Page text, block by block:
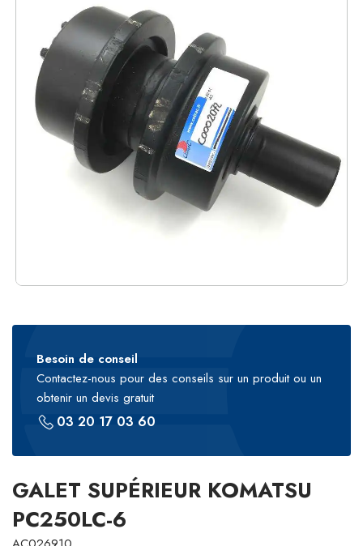
Besoin de conseil
Contactez-nous pour des conseils sur un produit ou un
obtenir un devis gratuit
03 20 17 03 60
GALET SUPÉRIEUR KOMATSU
PC250LC-6